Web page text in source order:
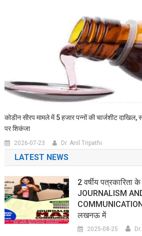
कोडीन सीरप मामले में 5 हजार पन्नों की चार्जशीट
पर शिकंजा
2026-07-23 Dr. Anil Tripathi
LATEST NEWS
2 वर्षीय पत्रकारिता
JOURNALISM
लखनऊ में
2025-08-25